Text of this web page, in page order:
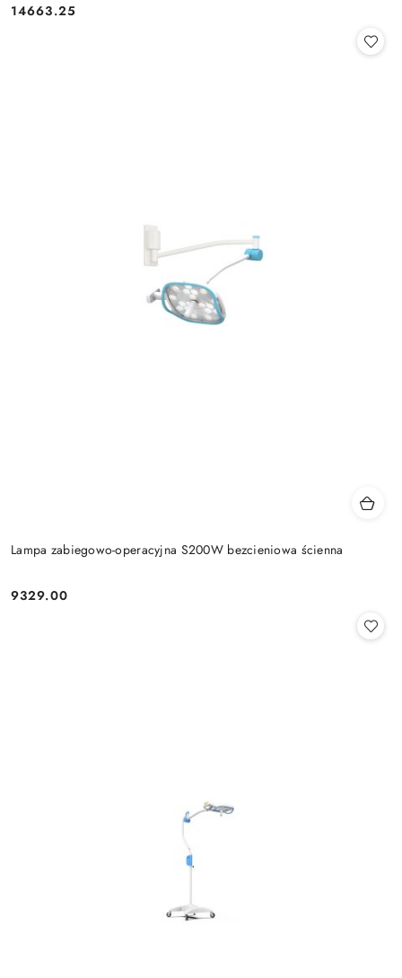
Cena:
14663.25
Lampa zabiegowo-operacyjna S200W bezcieniowa ścienna
Cena:
9329.00